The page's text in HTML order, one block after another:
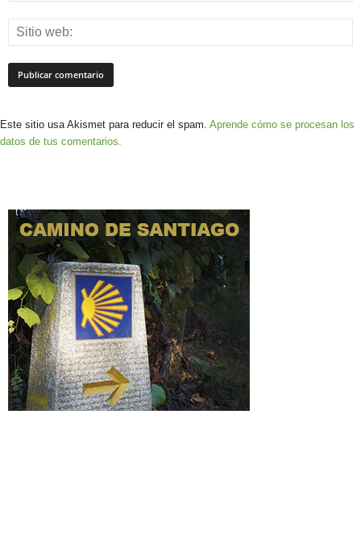
Este sitio usa Akismet para reducir el spam. Aprende cómo se procesan los
datos de tus comentarios.